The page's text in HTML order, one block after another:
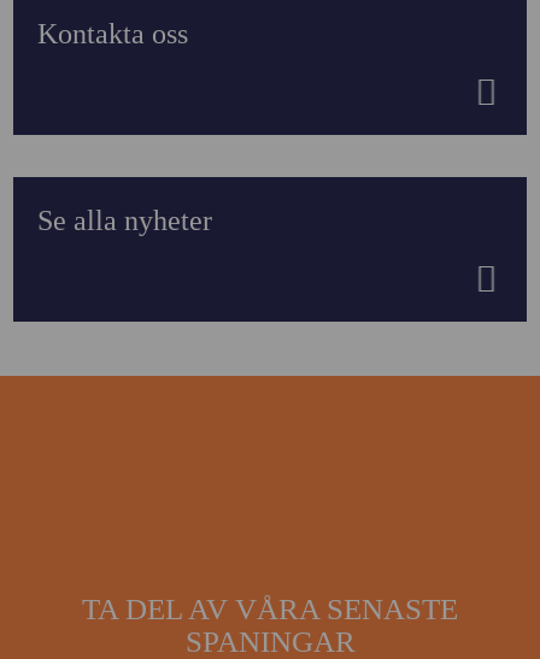
Kontakta oss
Se alla nyheter
TA DEL AV VÅRA SENASTE
SPANINGAR